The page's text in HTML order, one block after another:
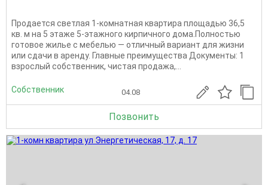
Продается светлая 1-комнатная квартира площадью 36,5
кв. м на 5 этаже 5-этажного кирпичного дома.Полностью
готовое жилье с мебелью — отличный вариант для жизни
или сдачи в аренду. Главные преимущества Документы: 1
взрослый собственник, чистая продажа,...
Собственник 04.08
Позвонить